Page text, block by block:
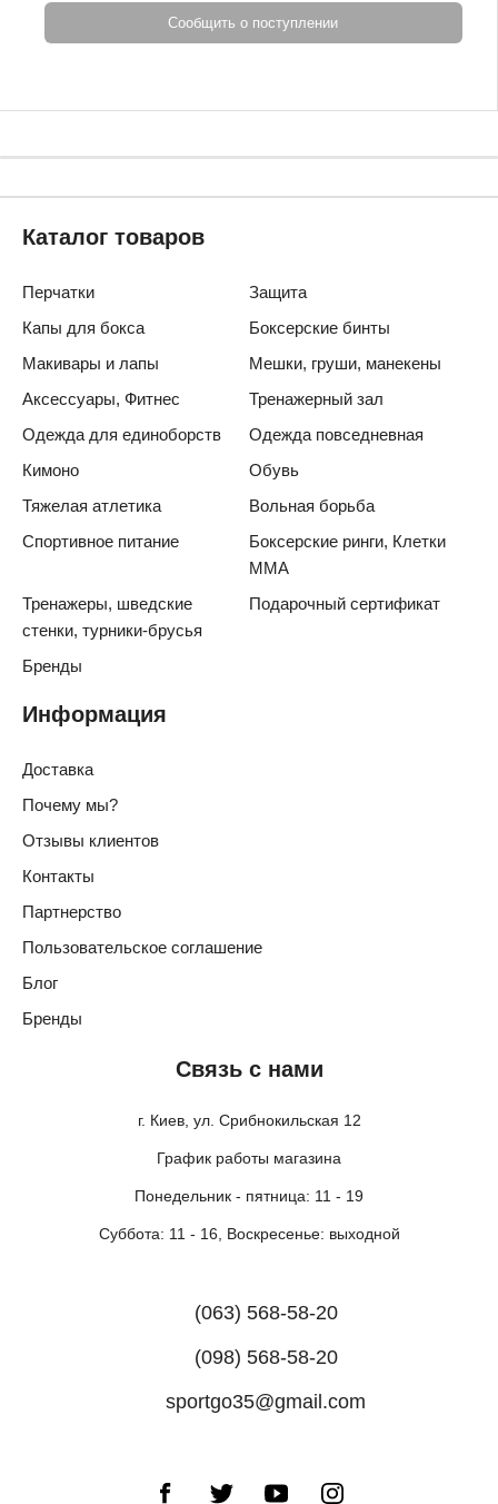
Сообщить о поступлении
Связь с нами
г. Киев, ул. Срибнокильская 12
График работы магазина
Понедельник - пятница: 11 - 19
Суббота: 11 - 16, Воскресенье: выходной
(063) 568-58-20
(098) 568-58-20
sportgo35@gmail.com
Каталог товаров
Перчатки
Защита
Капы для бокса
Боксерские бинты
Макивары и лапы
Мешки, груши, манекены
Аксессуары, Фитнес
Тренажерный зал
Одежда для единоборств
Одежда повседневная
Кимоно
Обувь
Тяжелая атлетика
Вольная борьба
Спортивное питание
Боксерские ринги, Клетки
ММА
Тренажеры, шведские
стенки, турники-брусья
Подарочный сертификат
Бренды
Информация
Доставка
Почему мы?
Отзывы клиентов
Контакты
Партнерство
Пользовательское соглашение
Блог
Бренды